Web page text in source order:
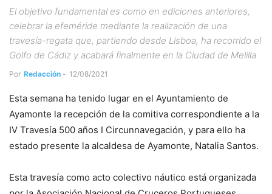
El objetivo fundamental es como en ediciones anteriores,
celebrar la efeméride mediante la realización de una
travesía-regata que, partiendo desde Lisboa, ha recorrido el
Golfo de Cádiz y acabará finalmente en la Ciudad de Melilla
Por Redacción - 12/08/2021
Esta semana ha tenido lugar en el Ayuntamiento de
Ayamonte la recepción de la comitiva correspondiente a la
IV Travesía 500 años I Circunnavegación, y para ello ha
estado presente la alcaldesa de Ayamonte, Natalia Santos.
Esta travesía como acto colectivo náutico está organizada